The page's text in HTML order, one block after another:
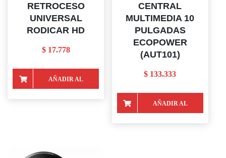
RETROCESO
UNIVERSAL
RODICAR HD
$17.778
AÑADIR AL
CENTRAL
MULTIMEDIA 10
PULGADAS
ECOPOWER
(AUT101)
$ 133.333
AÑADIR AL